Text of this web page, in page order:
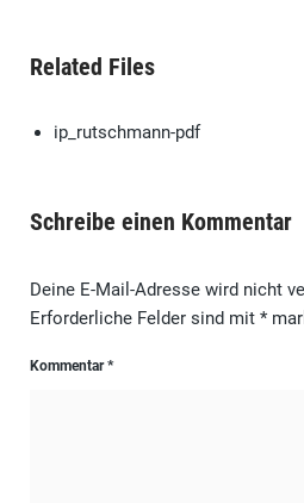
Related Files
ip_rutschmann-pdf
Schreibe einen Kommentar
Deine E-Mail-Adresse wird nicht
Erforderliche Felder sind mit *
Kommentar*